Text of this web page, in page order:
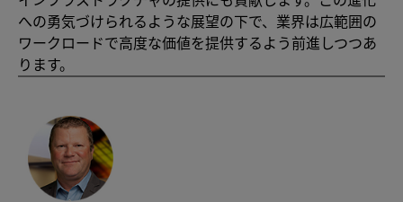
への勇気づけられるような展望の下で、業界は広範囲の
ワークロードで高度な価値を提供するよう前進しつつあ
ります。